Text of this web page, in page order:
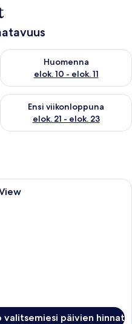
9 - elok. 10
Huomenna
elok. 10 - elok. 11
Tarkista huomisen saatavuus
elok. 14 - elok. 16
Ensi viikonloppuna
elok. 21 - elok. 23
Tarkista ensi viikonlopun
Standard Twin Room Side Sea
valitsemiesi päivien hinnat